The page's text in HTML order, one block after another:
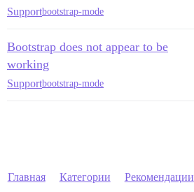
Supportbootstrap-mode
Bootstrap does not appear to be
working
Supportbootstrap-mode
Главная Категории Рекомендации